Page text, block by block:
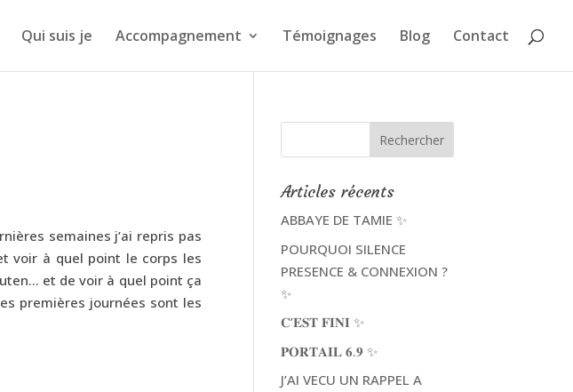
Qui suis je Accompagnement Témoignages Blog Contact
semaines j’ai repris pas
voir à quel point le corps les
et de voir à quel point ça
premières journées sont les
Articles récents
ABBAYE DE TAMIE ✨
POURQUOI SILENCE
PRESENCE & CONNEXION ?
✨
𝐂’𝐄𝐒𝐓 𝐅𝐈𝐍𝐈 ✨
𝐏𝐎𝐑𝐓𝐀𝐈𝐋 𝟔.𝟗 ✨
J’AI VECU UN RAPPEL A